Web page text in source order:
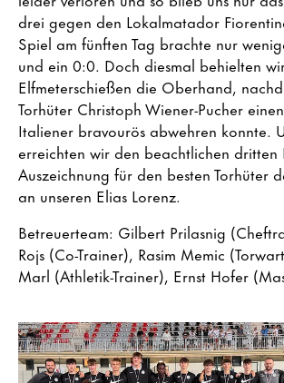
drei gegen den Lokalmatador
Spiel am fünften Tag brachte nur
und ein 0:0. Doch diesmal behielten
Elfmeterschießen die Oberhand,
Torhüter Christoph Wiener-Pucher
Italiener bravourös abwehren konnte.
erreichten wir den beachtlichen dritten
Auszeichnung für den besten Torhüter
an unseren Elias Lorenz.
Betreuerteam: Gilbert Prilasnig
Rojs (Co-Trainer), Rasim Memic
Marl (Athletik-Trainer), Ernst Hofer